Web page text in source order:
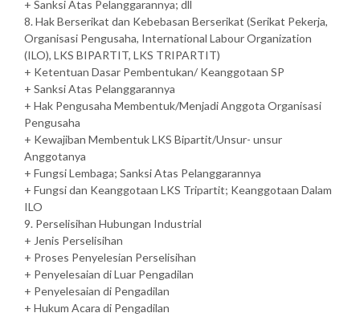
+ Sanksi Atas Pelanggarannya; dll
8. Hak Berserikat dan Kebebasan Berserikat (Serikat Pekerja,
Organisasi Pengusaha, International Labour Organization
(ILO), LKS BIPARTIT, LKS TRIPARTIT)
+ Ketentuan Dasar Pembentukan/ Keanggotaan SP
+ Sanksi Atas Pelanggarannya
+ Hak Pengusaha Membentuk/Menjadi Anggota Organisasi
Pengusaha
+ Kewajiban Membentuk LKS Bipartit/Unsur- unsur
Anggotanya
+ Fungsi Lembaga; Sanksi Atas Pelanggarannya
+ Fungsi dan Keanggotaan LKS Tripartit; Keanggotaan Dalam
ILO
9. Perselisihan Hubungan Industrial
+ Jenis Perselisihan
+ Proses Penyelesian Perselisihan
+ Penyelesaian di Luar Pengadilan
+ Penyelesaian di Pengadilan
+ Hukum Acara di Pengadilan